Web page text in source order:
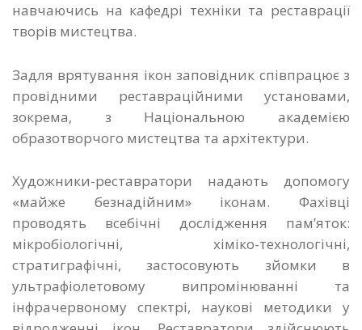
навчаючись на кафедрі техніки та реставрації
творів мистецтва.
Задля врятування ікон заповідник співпрацює з
провідними реставраційними установами,
зокрема, з Національною академією
образотворчого мистецтва та архітектури.
Художники-реставратори надають допомогу
«майже безнадійним» іконам. Фахівці
проводять всебічні дослідження пам’яток:
мікробіологічні, хіміко-технологічні,
стратиграфічні, застосовують зйомки в
ультрафіолетовому випромінюванні та
інфрачервоному спектрі, наукові методики у